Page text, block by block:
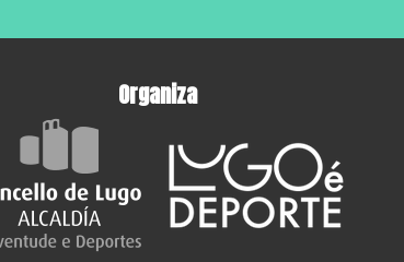
Organiza